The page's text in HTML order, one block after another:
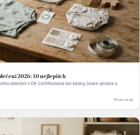
2026: 10 nejlepších
oblečení v ČR. Certifikované bio bavlny, české výrobce a
14 min read